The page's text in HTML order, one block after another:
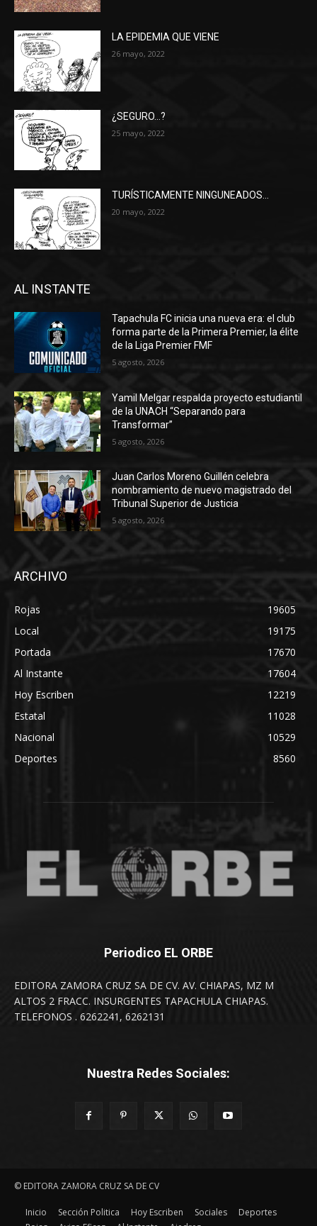
LA EPIDEMIA QUE VIENE
26 mayo, 2022
¿SEGURO…?
25 mayo, 2022
TURÍSTICAMENTE NINGUNEADOS…
20 mayo, 2022
AL INSTANTE
Tapachula FC inicia una nueva era: el club
forma parte de la Primera Premier, la élite
de la Liga Premier FMF
5 agosto, 2026
Yamil Melgar respalda proyecto estudiantil
de la UNACH “Separando para
Transformar”
5 agosto, 2026
Juan Carlos Moreno Guillén celebra
nombramiento de nuevo magistrado del
Tribunal Superior de Justicia
5 agosto, 2026
ARCHIVO
Rojas
19605
Local
19175
Portada
17670
Al Instante
17604
Hoy Escriben
12219
Estatal
11028
Nacional
10529
Deportes
8560
Periodico EL ORBE
EDITORA ZAMORA CRUZ SA DE CV. AV. CHIAPAS, MZ M
ALTOS 2 FRACC. INSURGENTES TAPACHULA CHIAPAS.
TELEFONOS . 6262241, 6262131
Nuestra Redes Sociales:
© EDITORA ZAMORA CRUZ SA DE CV
Inicio Sección Politica Hoy Escriben Sociales
Deportes